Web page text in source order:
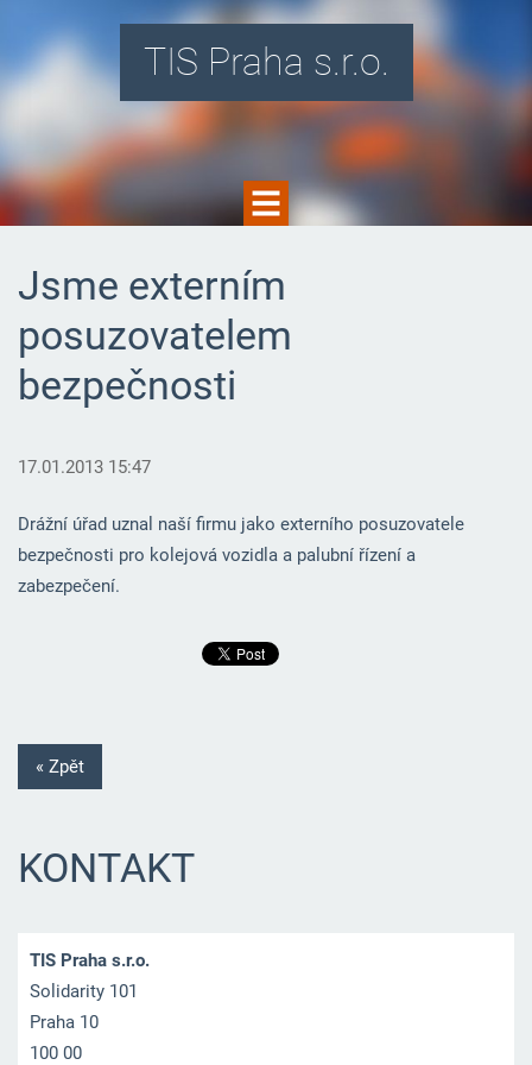
TIS Praha s.r.o.
Jsme externím
posuzovatelem
bezpečnosti
17.01.2013 15:47
Drážní úřad uznal naší firmu jako externího posuzovatele
bezpečnosti pro kolejová vozidla a palubní řízení a
zabezpečení.
« Zpět
KONTAKT
TIS Praha s.r.o.
Solidarity 101
Praha 10
100 00